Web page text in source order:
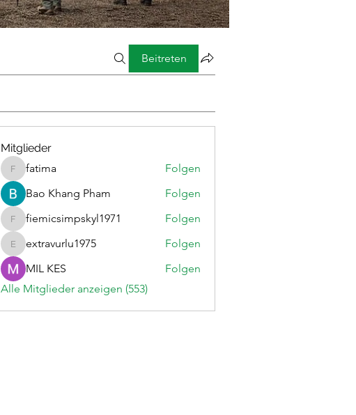
Beitreten
Mitglieder
fatima
fatima
Folgen
Bao Khang Pham
Folgen
fiemicsimpskyl1971
fiemicsimpskyl1971 Folgen
extravurlu1975
extravurlu1975
Folgen
MIL KES
Folgen
Alle Mitglieder anzeigen (553)